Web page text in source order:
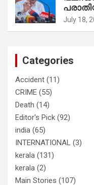
ഫോണ്‍
രമേശ്
July 18,
Categories
Accident (11)
CRIME (55)
Death (14)
Editor's Pick (92)
india (65)
INTERNATIONAL (3)
kerala (131)
kerala (2)
Main Stories (107)